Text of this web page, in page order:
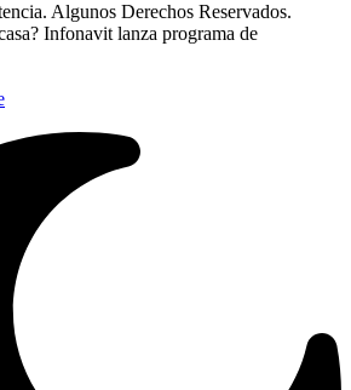
Algunos Derechos Reservados.
Infonavit lanza programa de